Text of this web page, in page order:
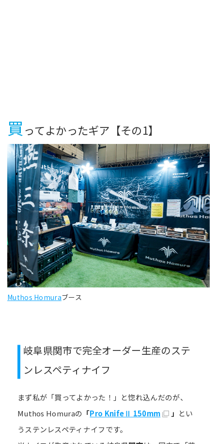
買 ってよかったギア【その1】
Muthos Homuraブース
岐阜県関市で完全オーダー生産のステ
ンレスペティナイフ
まず私が「買ってよかった！」と惚れ込んだのが、
Muthos Homuraの 「Pro KnifeⅡ 150mm 」 とい
うステンレスペティナイフです。